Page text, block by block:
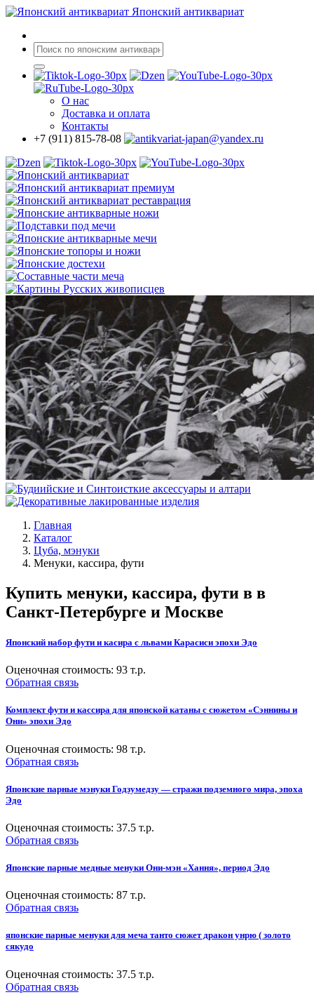
Японский антиквариат
О нас
Доставка и оплата
Контакты
+7 (911) 815-78-08
Главная
Каталог
Цуба, мэнуки
Менуки, кассира, фути
Купить менуки, кассира, фути в в
Санкт-Петербурге и Москве
Японский набор фути и касира с львами Карасиси эпохи Эдо
Оценочная стоимость: 93 т.р.
Обратная связь
Комплект фути и кассира для японской катаны с сюжетом «Сэннины и
Они» эпохи Эдо
Оценочная стоимость: 98 т.р.
Обратная связь
Японские парные мэнуки Годзумедзу — стражи подземного мира, эпоха
Эдо
Оценочная стоимость: 37.5 т.р.
Обратная связь
Японские парные медные менуки Они-мэн «Хання», период Эдо
Оценочная стоимость: 87 т.р.
Обратная связь
японские парные менуки для меча танто сюжет дракон унрю ( золото
сякудо
Оценочная стоимость: 37.5 т.р.
Обратная связь